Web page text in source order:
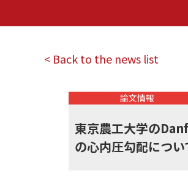
< Back to the news list
論文情報
東京農工大学の
の心内圧勾配につ